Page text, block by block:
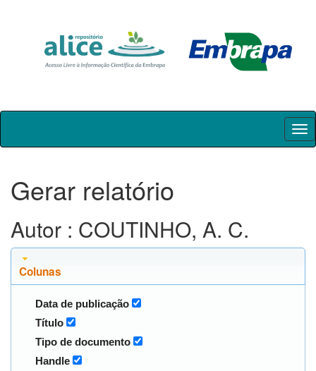
Skip
Gerar relatório
Autor : COUTINHO, A. C.
Colunas
Data de publicação
Título
Tipo de documento
Handle